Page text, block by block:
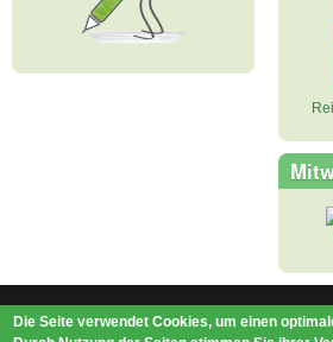
Impressum|
Die Seite verwendet Cookies, um einen